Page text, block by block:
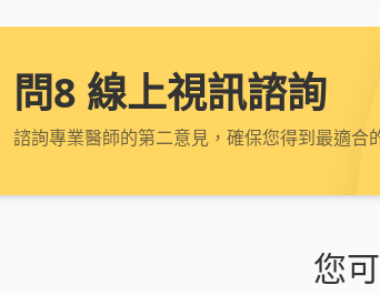
問8 線上視訊諮詢
諮詢專業醫師的第二意見，確保您得到最適合
您